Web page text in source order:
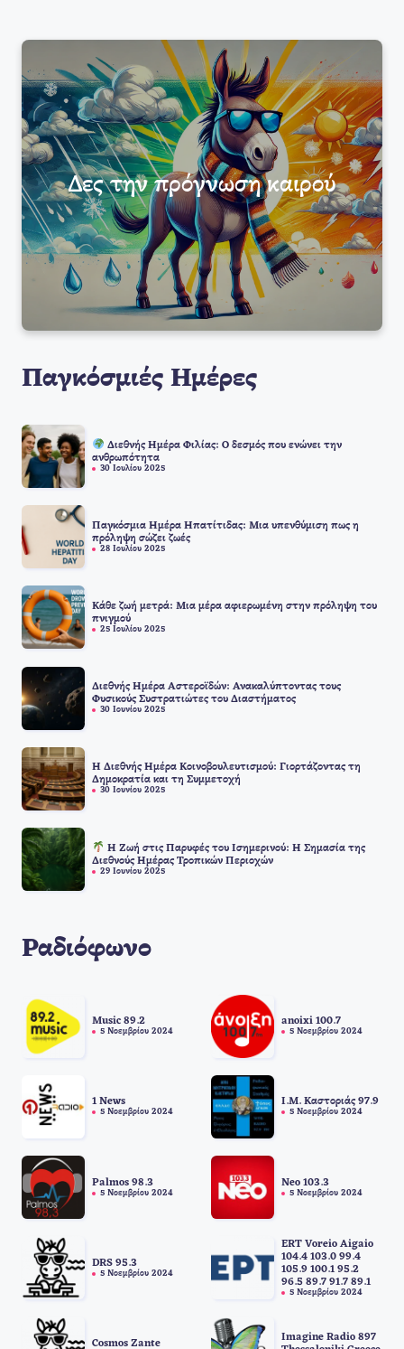
Δες την πρόγνωση καιρού
Παγκόσμιές Ημέρες
Διεθνής Ημέρα Φιλίας: Ο δεσμός που ενώνει την
ανθρωπότητα
30 Ιουλίου 2025
Παγκόσμια Ημέρα Ηπατίτιδας: Μια υπενθύμιση πως η
πρόληψη σώζει ζωές
28 Ιουλίου 2025
Κάθε ζωή μετρά: Μια μέρα αφιερωμένη στην πρόληψη του
πνιγμού
25 Ιουλίου 2025
Διεθνής Ημέρα Αστεροϊδών: Ανακαλύπτοντας τους
Φυσικούς Συστρατιώτες του Διαστήματος
30 Ιουνίου 2025
Η Διεθνής Ημέρα Κοινοβουλευτισμού: Γιορτάζοντας τη
Δημοκρατία και τη Συμμετοχή
30 Ιουνίου 2025
Η Ζωή στις Παρυφές του Ισημερινού: Η Σημασία της
Διεθνούς Ημέρας Τροπικών Περιοχών
29 Ιουνίου 2025
Ραδιόφωνο
Music 89.2
5 Νοεμβρίου 2024
anoixi 100.7
5 Νοεμβρίου 2024
1 News
5 Νοεμβρίου 2024
I.M. Καστοριάς 97.9
5 Νοεμβρίου 2024
Palmos 98.3
5 Νοεμβρίου 2024
Neo 103.3
5 Νοεμβρίου 2024
DRS 95.3
5 Νοεμβρίου 2024
ERT Voreio Aigaio
104.4 103.0 99.4
105.9 100.1 95.2
96.5 89.7 91.7 89.1
5 Νοεμβρίου 2024
Cosmos Zante
Imagine Radio 897